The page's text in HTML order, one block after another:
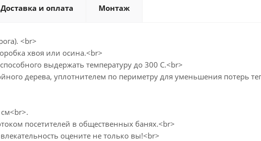
Доставка и оплата Монтаж
<br>
хвоя или осина.<br>
выдержать температуру до 300 С.<br>
дерева, уплотнителем по периметру для уменьшения потерь
посетителей в общественных банях.<br>
оцените не только вы!<br>